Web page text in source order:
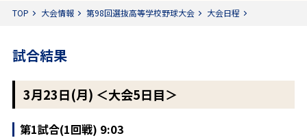
TOP 大会情報 第98回選抜高等学校野球大会 大会日程
試合結果
3月23日(月) ＜大会5日目＞
第1試合(1回戦) 9:03